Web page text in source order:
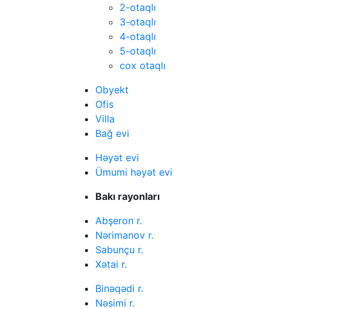
2-otaqlı
3-otaqlı
4-otaqlı
5-otaqlı
cox otaqlı
Obyekt
Ofis
Villa
Bağ evi
Həyət evi
Ümumi həyət evi
Bakı rayonları
Abşeron r.
Nərimanov r.
Sabunçu r.
Xətai r.
Binəqədi r.
Nəsimi r.